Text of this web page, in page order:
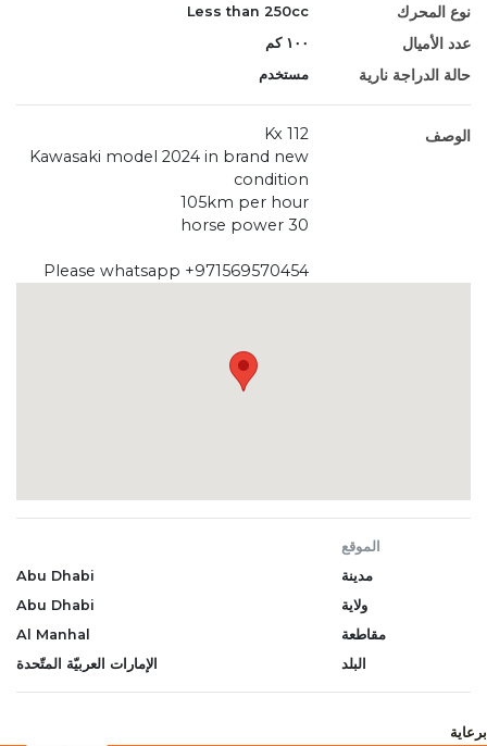
نوع المحرك Less than 250cc
عدد الأميال ١٠٠ كم
حالة الدراجة نارية مستخدم
الوصف
Kx 112
Kawasaki model 2024 in brand new
condition
105km per hour
30 horse power
Please whatsapp +971569570454
الموقع
مدينة
Abu Dhabi
ولاية
Abu Dhabi
مقاطعة
Al Manhal
البلد
الإمارات العربيّة المتّحدة
برعاية